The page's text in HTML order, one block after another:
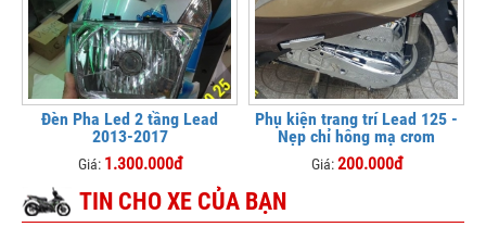
Đèn Pha Led 2 tầng Lead
2013-2017
Giá: 1.300.000đ
Phụ kiện trang trí Lead 125 -
Nẹp chỉ hông mạ crom
Giá:200.000đ
TIN CHO XE CỦA BẠN